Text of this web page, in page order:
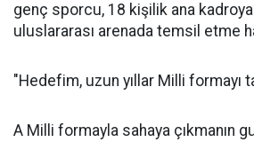
genç sporcu, 18 kişilik ana kadroya
uluslararası arenada temsil etme
"Hedefim, uzun yıllar Milli formayı
A Milli formayla sahaya çıkmanın